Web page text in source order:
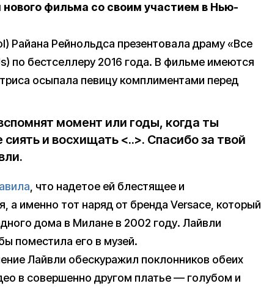
фильма со своим участием в Нью-
Райана Рейнольдса презентовала драму «Все
по бестселлеру 2016 года. В фильме имеются
осыпала певицу комплиментами перед
момент или годы, когда ты
и восхищать <..>. Спасибо за твой
, что надетое ей блестящее и
а именно тот наряд от бренда Versace, который
дома в Милане в 2002 году. Лайвли
поместила его в музей.
Лайвли обескуражил поклонников обеих
в совершенно другом платье — голубом и